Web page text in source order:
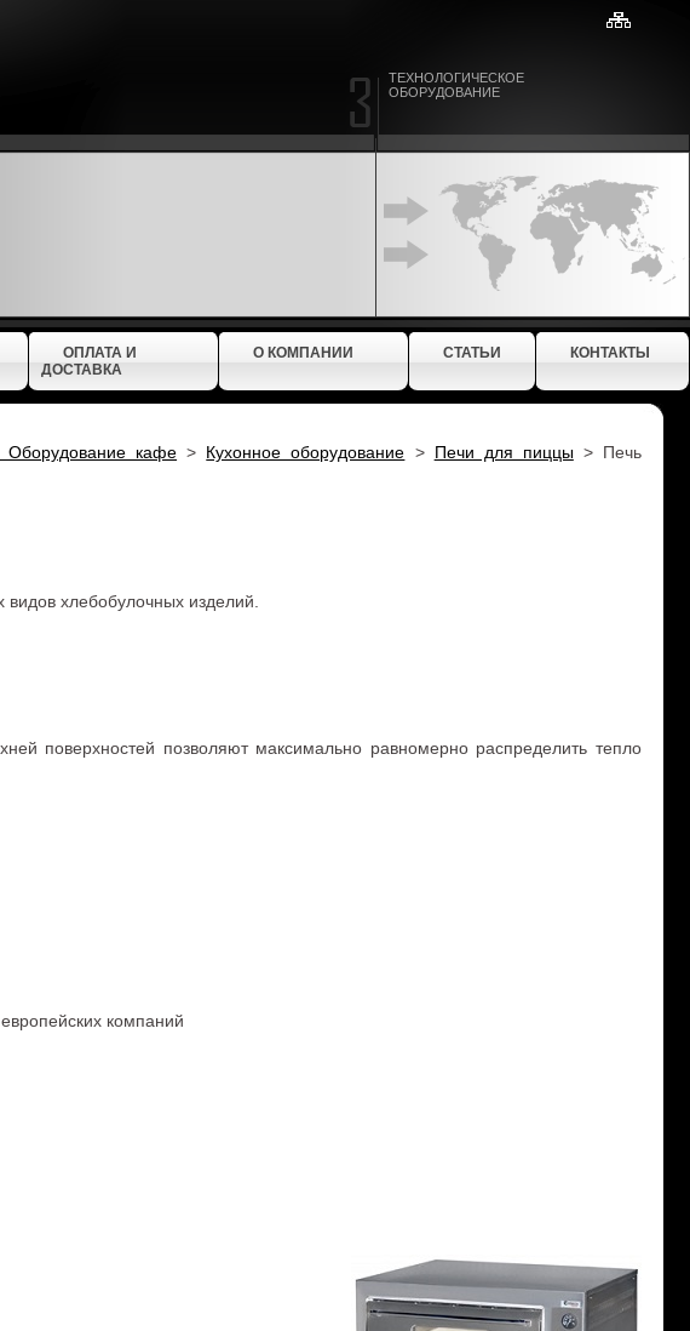
ТЕХНОЛОГИЧЕСКОЕ
ОБОРУДОВАНИЕ
ОПЛАТА И
ДОСТАВКА
О КОМПАНИИ СТАТЬИ КОНТАКТЫ
Оборудование кафе > Кухонное оборудование > Печи для пиццы> Печь
хлебобулочных изделий.
поверхностей позволяют максимально равномерно распределить тепло
компаний